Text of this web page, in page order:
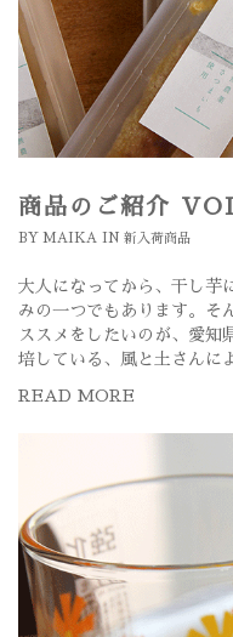
商品のご紹介
BY MAIKA IN 新入荷商品
大人になってから、干し芋
みの一つでもあります。そ
ススメをしたいのが、愛知
培している、風と土さん
READ MORE